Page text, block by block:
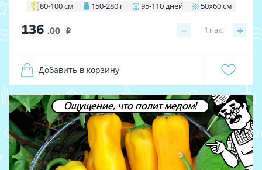
80-100 см 150-280 г 95-110 дней 50х60 см
136 .00 i − +
1 пак.
Добавить в корзину
Ощущение, что полит медом!